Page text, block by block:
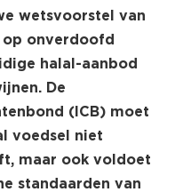
wetsvoorstel van
onverdoofd
halal-aanbod
De
(ICB) moet
voedsel niet
maar ook voldoet
standaarden van